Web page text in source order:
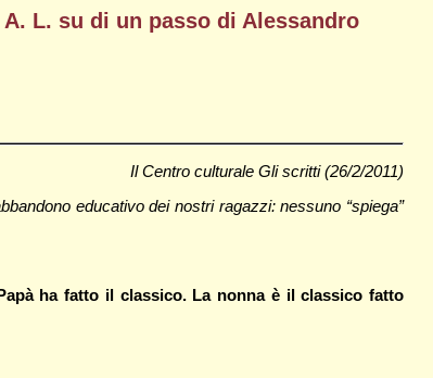
L. su di un passo di Alessandro
Il Centro culturale Gli scritti (26/2/2011)
educativo dei nostri ragazzi: nessuno “spiega”
ha fatto il classico. La nonna è il classico fatto